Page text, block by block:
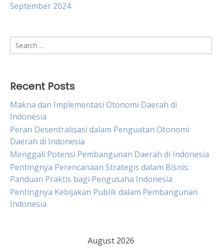
September 2024
Search
for:
Recent Posts
Makna dan Implementasi Otonomi Daerah di
Indonesia
Peran Desentralisasi dalam Penguatan Otonomi
Daerah di Indonesia
Menggali Potensi Pembangunan Daerah di Indonesia
Pentingnya Perencanaan Strategis dalam Bisnis:
Panduan Praktis bagi Pengusaha Indonesia
Pentingnya Kebijakan Publik dalam Pembangunan
Indonesia
August 2026